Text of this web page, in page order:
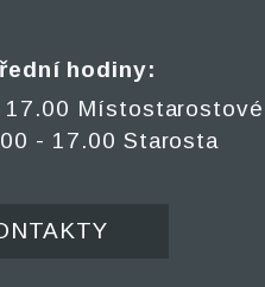
hodiny:
17.00 Místostarostové
- 17.00 Starosta